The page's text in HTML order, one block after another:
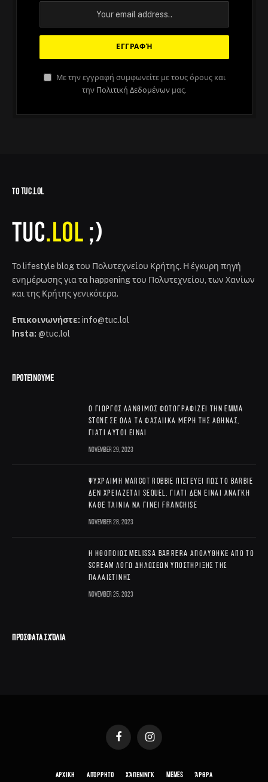
Με την εγγραφή συμφωνείτε με τους όρους και
την Πολιτική Δεδομένων μας.
ΤΟ TUC.LOL
Το lifestyle blog του Πολυτεχνείου Κρήτης. Η έγκυρη πηγή
ενημέρωσης για τα happening του Πολυτεχνείου, των Χανίων
και της Κρήτης γενικότερα.
Επικοινωνήστε: info@tuc.lol
Insta: @tuc.lol
ΠΡΟΤΕΊΝΟΥΜΕ
Ο Γιώργος Λάνθιμος φωτογραφίζει την Emma
Stone σε όλα τα φασαίικα μέρη της Αθήνας,
γιατί αυτοί είναι
November 29, 2023
Ψύχραιμη Margot Robbie πιστεύει πως το Barbie
δεν χρειάζεται sequel, γιατί δεν είναι ανάγκη
κάθε ταινία να γίνει franchise
November 28, 2023
Η ηθοποιός Melissa Barrera απολύθηκε από το
Scream λόγω δηλώσεων υποστήριξης της
Παλαιστίνης
November 25, 2023
ΠΡΌΣΦΑΤΑ ΣΧΌΛΙΑ
FacebookInstagram
ΑΡΧΙΚΗ ΑΠΌΡΡΗΤΟ ΧΆΠΕΝΙΝΓΚ MEMES ΆΡΘΡΑ